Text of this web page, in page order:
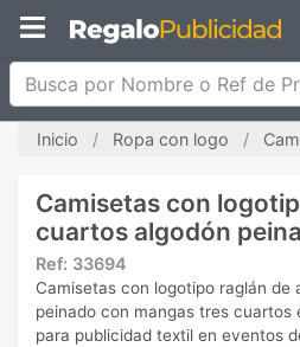
Busca por Nombre o Ref de
Inicio Ropa con logo
Camisetas con
cuartos algodón
Ref: 33694
Camisetas con logotipo raglán de
peinado con mangas tres
para publicidad textil en eventos